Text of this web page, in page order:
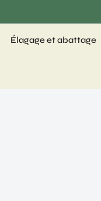
Élagage et abattage